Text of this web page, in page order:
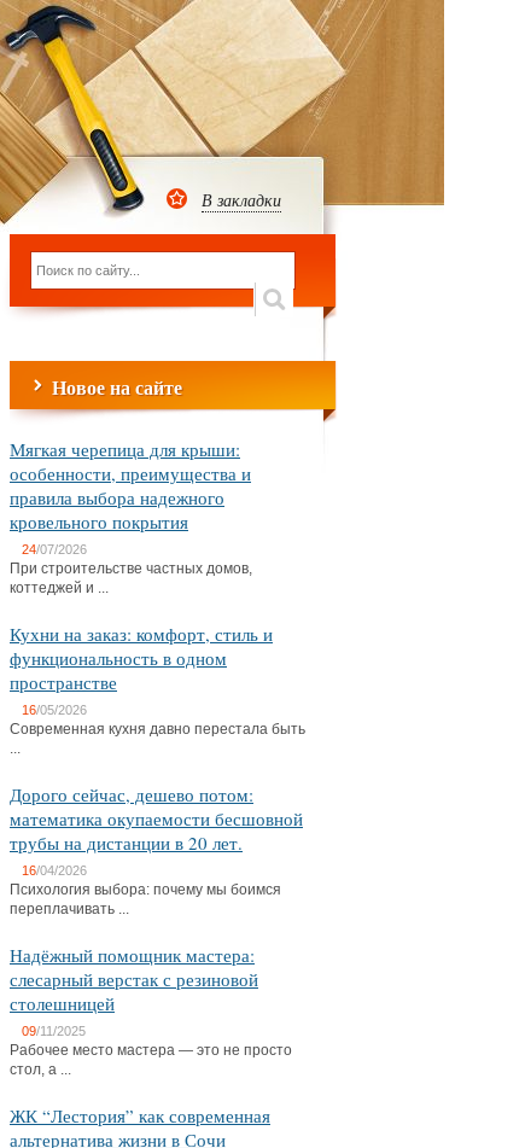
В закладки
Новое на сайте
Мягкая черепица для крыши:
особенности, преимущества и
правила выбора надежного
кровельного покрытия
24/07/2026
При строительстве частных домов,
коттеджей и ...
Кухни на заказ: комфорт, стиль и
функциональность в одном
пространстве
16/05/2026
Современная кухня давно перестала быть
...
Дорого сейчас, дешево потом:
математика окупаемости бесшовной
трубы на дистанции в 20 лет.
16/04/2026
Психология выбора: почему мы боимся
переплачивать ...
Надёжный помощник мастера:
слесарный верстак с резиновой
столешницей
09/11/2025
Рабочее место мастера — это не просто
стол, а ...
ЖК “Лестория” как современная
альтернатива жизни в Сочи